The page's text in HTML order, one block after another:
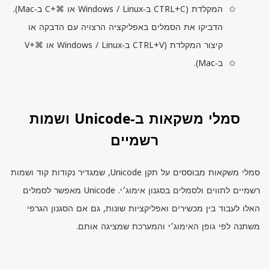
המקלדת (CTRL+Cב‑ Windows / Linux או ⌘+Cב‑Mac
).
הדביקו את הסמלים באפליקציה הרצויה עם הדבקה או
קיצור המקלדת (CTRL+Vב‑ Windows / Linux או ⌘+V
ב‑Mac
).
סמלי משקאות ב‑Unicode ושמות
רשמיים
סמלי משקאות מבוססים על תקן Unicode, שמגדיר נקודות קוד ושמות
רשמיים לתווים ולסמלים בסגנון אימוג׳י. Unicode מאפשר לסמלים
האלו לעבוד בין מכשירים ואפליקציות שונות, גם אם הסגנון הגרפי
משתנה לפי גופן האימוג׳י והמערכת שמציגה אותם.